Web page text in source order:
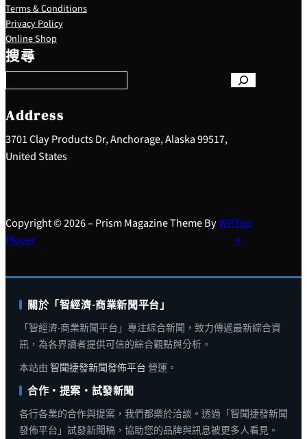
Terms & Conditions
Privacy Policy
Online Shop
搜尋
S
e
a
c
h
Address
3701 Clay Products Dr, Anchorage, Alaska 99517,
United States
Copyright © 2026 – Prism Magazine Theme ByWP
Plover
Top
↑
關於「智經濟-商業新聞平台」
「智經濟-商業新聞平台」專注綜合新聞，致力傳遞最新綜合資
訊，為各界讀者提供可信的綜合觀點與分析。
本站由 智聞捷發新聞發佈平台 營運。
合作・提案・試發新聞
各行各業的合作與提案，我們都樂於洽談。透過「智聞捷發新聞
發佈平台」試發新聞稿，協助您的品牌與訊息被更多人看見。